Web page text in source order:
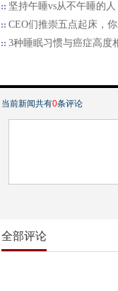
坚持午睡vs从不午睡的
CEO们推崇五点起床，
3种睡眠习惯与癌症高度
当前新闻共有0条评论
全部评论